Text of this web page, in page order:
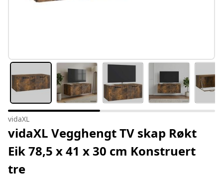
vidaXL
vidaXL Vegghengt TV skap Røkt
Eik 78,5 x 41 x 30 cm Konstruert
tre